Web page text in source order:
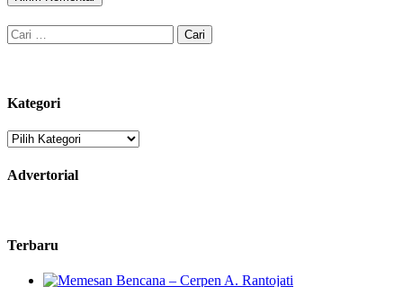
Cari
untuk:
Kategori
Kategori
Advertorial
Terbaru